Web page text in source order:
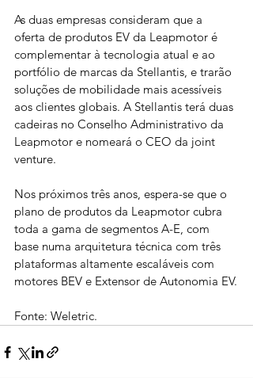
As duas empresas consideram que a
oferta de produtos EV da Leapmotor é
complementar à tecnologia atual e ao
portfólio de marcas da Stellantis, e trarão
soluções de mobilidade mais acessíveis
aos clientes globais. A Stellantis terá duas
cadeiras no Conselho Administrativo da
Leapmotor e nomeará o CEO da joint
venture.
Nos próximos três anos, espera-se que o
plano de produtos da Leapmotor cubra
toda a gama de segmentos A-E, com
base numa arquitetura técnica com três
plataformas altamente escaláveis com
motores BEV e Extensor de Autonomia EV.
Fonte: Weletric.